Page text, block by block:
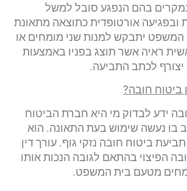
בהם הנפגע סובל למשל
ובפגיעה אורטופדית כתוצאה מתאונת
המשפט יתבקש למנות שני מומחים או
ראיה אשר תוצג בפניו באמצעות
יצורף לכתב התביעה.
ביטוח חובה?
ידע לבדוק מי היא חברת הביטוח
בו נעשה שימוש בעת התאונה. הוא
ביטוח חובה נזקי גוף. עורך דין
הפיצוי בהתאם לגובה הנכות אותו
מטעם בית המשפט.